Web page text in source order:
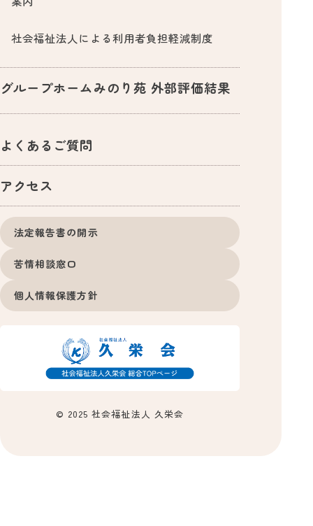
社会福祉法人による利用者負担軽減制度
グループホームみのり苑 外部評価結果
よくあるご質問
アクセス
法定報告書の開示
苦情相談窓口
個人情報保護方針
© 2025 社会福祉法人 久栄会